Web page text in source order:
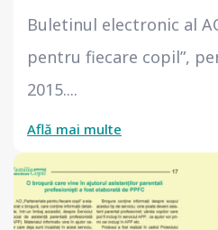
Buletinul electronic al
pentru fiecare copil”,
2015....
Află mai multe